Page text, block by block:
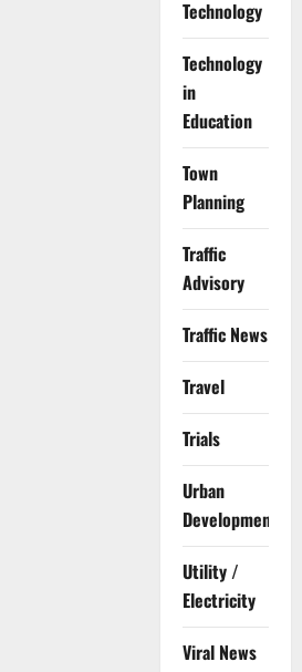
Technology
Technology
in
Education
Town
Planning
Traffic
Advisory
Traffic News
Travel
Trials
Urban
Development
Utility /
Electricity
Viral News